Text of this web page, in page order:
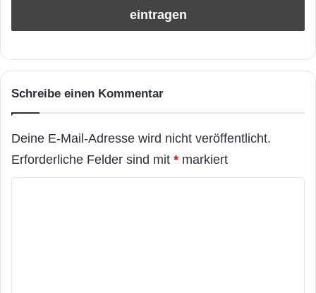
Schreibe einen Kommentar
Deine E-Mail-Adresse wird nicht veröffentlicht.
Erforderliche Felder sind mit * markiert